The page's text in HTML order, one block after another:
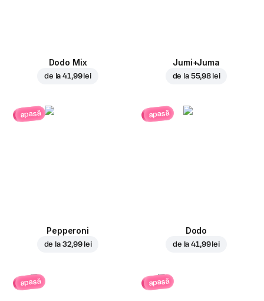
Dodo Mix
de la41,99 lei
Jumi+Juma
de la 55,98 lei
apasă
Pepperoni
de la 32,99 lei
apasă
Dodo
de la41,99 lei
apasă apasă